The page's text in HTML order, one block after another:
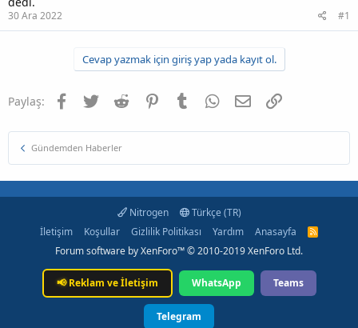
30 Ara 2022 #1
Cevap yazmak için giriş yap yada kayıt ol.
Paylaş: Facebook
TwitterReddit PinterestTumblrWhatsApp
E-postaLink
Gündemden Haberler
Nitrogen
Türkçe (TR)
İletişim
Koşullar Gizlilik Politikası Yardım Anasayfa
R
S
Forum software by XenForo™© 2010-2019 XenForo Ltd.
📢Reklam ve İletişim WhatsApp Teams
Telegram